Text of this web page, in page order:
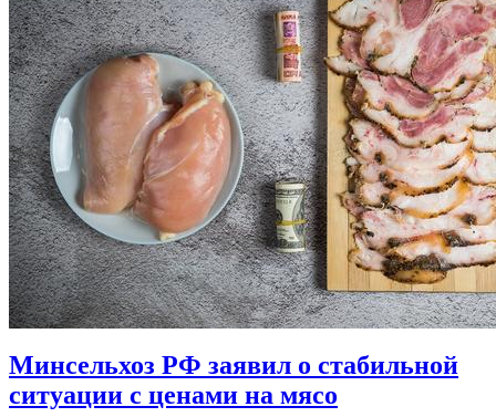
Минсельхоз РФ заявил о стабильной
ситуации с ценами на мясо